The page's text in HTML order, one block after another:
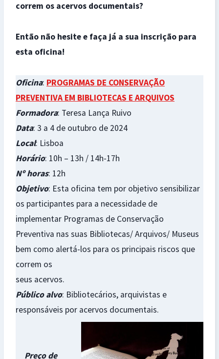
correm os acervos documentais?
Então não hesite e faça já a sua inscrição para
esta oficina!
Oficina: PROGRAMAS DE CONSERVAÇÃO
PREVENTIVA EM BIBLIOTECAS E ARQUIVOS
Formadora: Teresa Lança Ruivo
Data: 3 a 4 de outubro de 2024
Local: Lisboa
Horário: 10h – 13h / 14h-17h
Nº horas: 12h
Objetivo: Esta oficina tem por objetivo sensibilizar
os participantes para a necessidade de
implementar Programas de Conservação
Preventiva nas suas Bibliotecas/ Arquivos/ Museus
bem como alertá-los para os principais riscos que
correm os
seus acervos.
Público alvo: Bibliotecários, arquivistas e
responsáveis por acervos documentais.
Preço de